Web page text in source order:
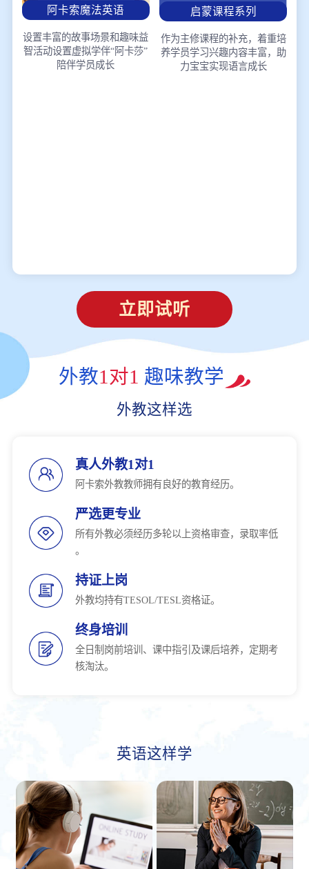
阿卡索魔法英语
设置丰富的故事场景和趣味益
智活动设置虚拟学伴“阿卡莎”
陪伴学员成长
启蒙课程系列
作为主修课程的补充，着重培
养学员学习兴趣内容丰富，助
力宝宝实现语言成长
立即试听
外教1对1 趣味教学
外教这样选
真人外教1对1
阿卡索外教教师拥有良好的教育经历。
严选更专业
所有外教必须经历多轮以上资格审查，录取率低
。
持证上岗
外教均持有TESOL/TESL资格证。
终身培训
全日制岗前培训、课中指引及课后培养，定期考
核淘汰。
英语这样学